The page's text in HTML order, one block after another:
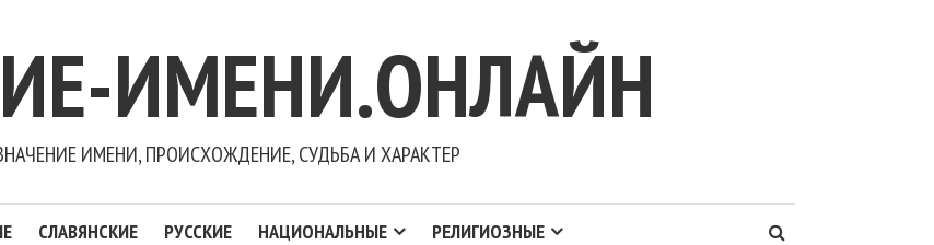
ИМЕНИ.ОНЛАЙН
ИМЕНИ, ПРОИСХОЖДЕНИЕ, СУДЬБА И ХАРАКТЕР
СЛАВЯНСКИЕ РУССКИЕ НАЦИОНАЛЬНЫЕ РЕЛИГИОЗНЫЕ